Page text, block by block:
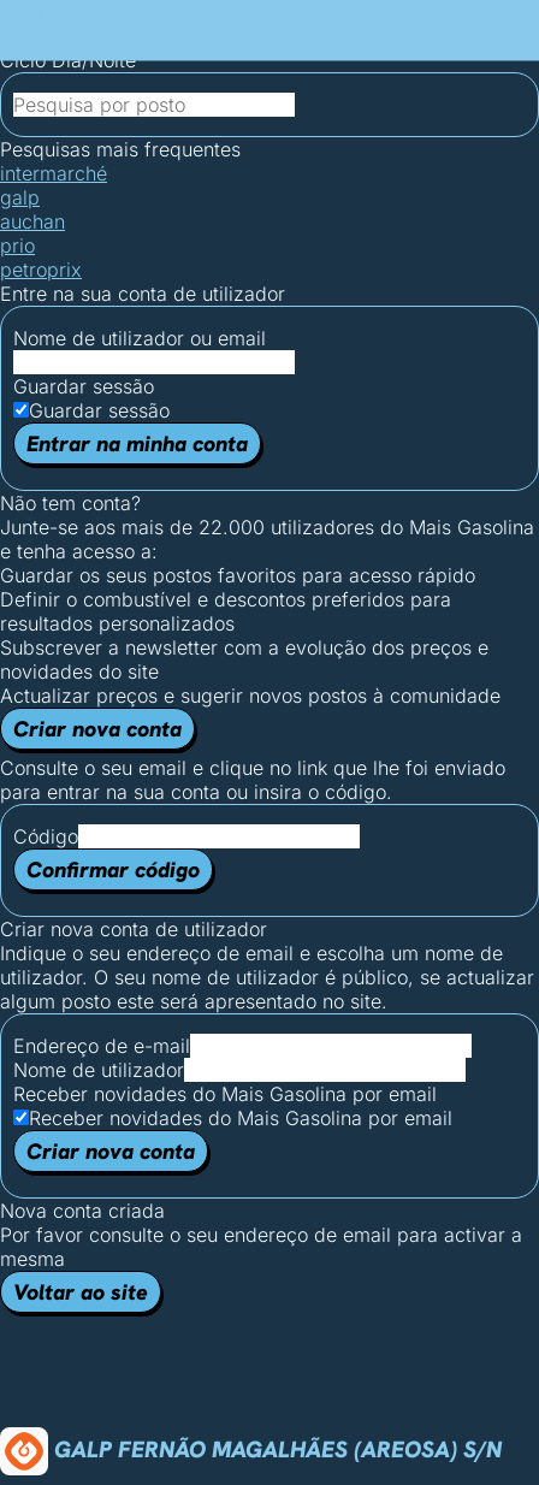
Ciclo Dia/Noite
Pesquisas mais frequentes
intermarché
galp
auchan
prio
petroprix
Entre na sua conta de utilizador
Nome de utilizador ou email
Guardar sessão
Guardar sessão
Entrar na minha conta
Não tem conta?
Junte-se aos mais de 22.000 utilizadores do Mais Gasolina
e tenha acesso a:
Guardar os seus postos favoritos para acesso rápido
Definir o combustível e descontos preferidos para
resultados personalizados
Subscrever a newsletter com a evolução dos preços e
novidades do site
Actualizar preços e sugerir novos postos à comunidade
Criar nova conta
Consulte o seu email e clique no link que lhe foi enviado
para entrar na sua conta ou insira o código.
Código
Confirmar código
Criar nova conta de utilizador
Indique o seu endereço de email e escolha um nome de
utilizador. O seu nome de utilizador é público, se actualizar
algum posto este será apresentado no site.
Endereço de e-mail
Nome de utilizador
Receber novidades do Mais Gasolina por email
Receber novidades do Mais Gasolina por email
Criar nova conta
Nova conta criada
Por favor consulte o seu endereço de email para activar a
mesma
Voltar ao site
GALP FERNÃO MAGALHÃES (AREOSA) S/N